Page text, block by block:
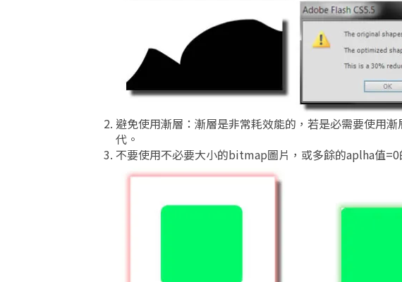
避免使用漸層：漸層是非常耗效能的，若是必需要使用
代。
不要使用不必要大小的bitmap圖片，或多餘的aplha值